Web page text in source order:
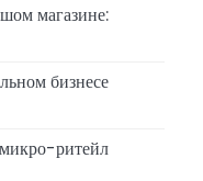
магазине:
бизнесе
ритейл